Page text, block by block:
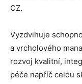
CZ.
Vyzdvihuje
a vrcholového
rozvoj kvalitní,
péče napříč celou